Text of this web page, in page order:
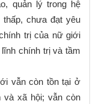
quản lý trong hệ
chưa đạt yêu
trị của nữ giới
chính trị và tầm
vẫn còn tồn tại ở
và xã hội; vẫn còn